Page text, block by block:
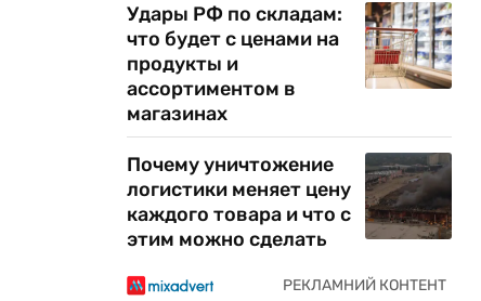
Удары РФ по складам:
что будет с ценами на
продукты и
ассортиментом в
магазинах
Почему уничтожение
логистики меняет цену
каждого товара и что с
этим можно сделать